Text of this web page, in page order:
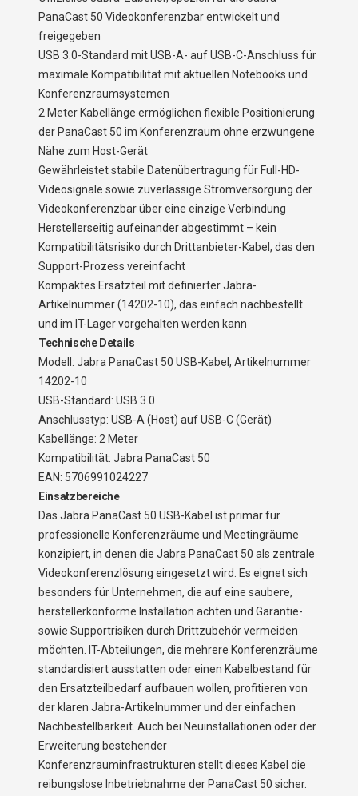
PanaCast 50 Videokonferenzbar entwickelt und
freigegeben
USB 3.0-Standard mit USB-A- auf USB-C-Anschluss für
maximale Kompatibilität mit aktuellen Notebooks und
Konferenzraumsystemen
2 Meter Kabellänge ermöglichen flexible Positionierung
der PanaCast 50 im Konferenzraum ohne erzwungene
Nähe zum Host-Gerät
Gewährleistet stabile Datenübertragung für Full-HD-
Videosignale sowie zuverlässige Stromversorgung der
Videokonferenzbar über eine einzige Verbindung
Herstellerseitig aufeinander abgestimmt – kein
Kompatibilitätsrisiko durch Drittanbieter-Kabel, das den
Support-Prozess vereinfacht
Kompaktes Ersatzteil mit definierter Jabra-
Artikelnummer (14202-10), das einfach nachbestellt
und im IT-Lager vorgehalten werden kann
Technische Details
Modell: Jabra PanaCast 50 USB-Kabel, Artikelnummer
14202-10
USB-Standard: USB 3.0
Anschlusstyp: USB-A (Host) auf USB-C (Gerät)
Kabellänge: 2 Meter
Kompatibilität: Jabra PanaCast 50
EAN: 5706991024227
Einsatzbereiche
Das Jabra PanaCast 50 USB-Kabel ist primär für
professionelle Konferenzräume und Meetingräume
konzipiert, in denen die Jabra PanaCast 50 als zentrale
Videokonferenzlösung eingesetzt wird. Es eignet sich
besonders für Unternehmen, die auf eine saubere,
herstellerkonforme Installation achten und Garantie-
sowie Supportrisiken durch Drittzubehör vermeiden
möchten. IT-Abteilungen, die mehrere Konferenzräume
standardisiert ausstatten oder einen Kabelbestand für
den Ersatzteilbedarf aufbauen wollen, profitieren von
der klaren Jabra-Artikelnummer und der einfachen
Nachbestellbarkeit. Auch bei Neuinstallationen oder der
Erweiterung bestehender
Konferenzrauminfrastrukturen stellt dieses Kabel die
reibungslose Inbetriebnahme der PanaCast 50 sicher.